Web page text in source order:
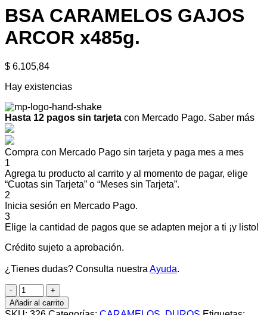
BSA CARAMELOS GAJOS
ARCOR x485g.
$ 6.105,84
Hay existencias
Hasta 12 pagos sin tarjeta con Mercado Pago. Saber más
Compra con Mercado Pago sin tarjeta y paga mes a mes
1
Agrega tu producto al carrito y al momento de pagar, elige
“Cuotas sin Tarjeta” o “Meses sin Tarjeta”.
2
Inicia sesión en Mercado Pago.
3
Elige la cantidad de pagos que se adapten mejor a ti ¡y listo!
Crédito sujeto a aprobación.
¿Tienes dudas? Consulta nuestraAyuda.
BSA
CARAMELOS
GAJOS
Añadir al carrito